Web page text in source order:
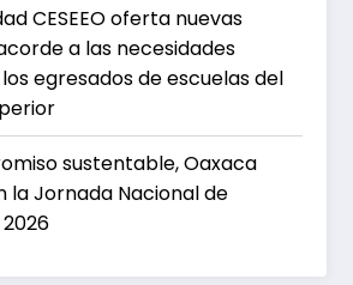
CESEEO oferta nuevas
a las necesidades
egresados de escuelas del
sustentable, Oaxaca
la Jornada Nacional de